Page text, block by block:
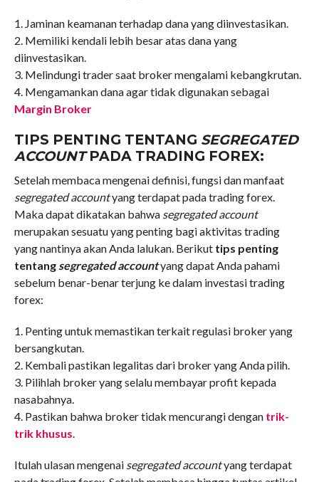
1. Jaminan keamanan terhadap dana yang diinvestasikan.
2. Memiliki kendali lebih besar atas dana yang
diinvestasikan.
3. Melindungi trader saat broker mengalami kebangkrutan.
4. Mengamankan dana agar tidak digunakan sebagai
Margin Broker
TIPS PENTING TENTANG SEGREGATED
ACCOUNTPADA TRADING FOREX:
Setelah membaca mengenai definisi, fungsi dan manfaat
segregated accountyang terdapat pada trading forex.
Maka dapat dikatakan bahwa segregated account
merupakan sesuatu yang penting bagi aktivitas trading
yang nantinya akan Anda lalukan. Berikut tips penting
tentang segregated accountyang dapat Anda pahami
sebelum benar-benar terjung ke dalam investasi trading
forex:
1. Penting untuk memastikan terkait regulasi broker yang
bersangkutan.
2. Kembali pastikan legalitas dari broker yang Anda pilih.
3. Pilihlah broker yang selalu membayar profit kepada
nasabahnya.
4. Pastikan bahwa broker tidak mencurangi dengan trik-
trik khusus.
Itulah ulasan mengenai segregated accountyang terdapat